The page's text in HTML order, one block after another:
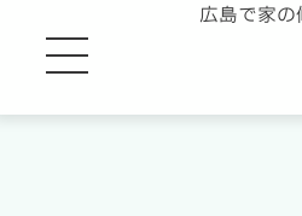
広島で家